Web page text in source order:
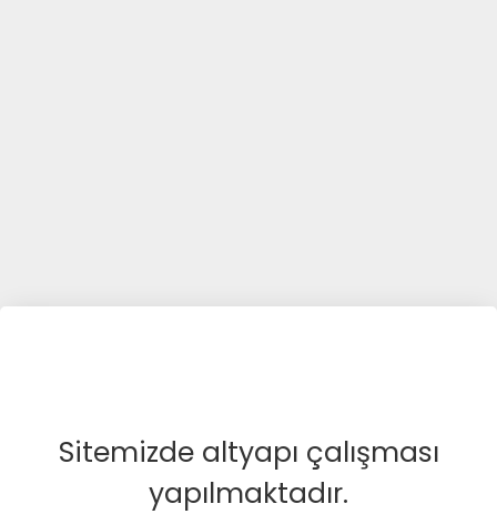
Sitemizde altyapı çalışması
yapılmaktadır.